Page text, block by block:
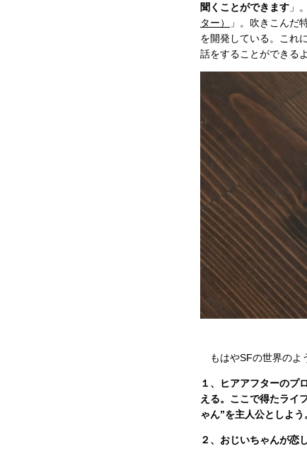
聞くことができます 」
ター）
」。吹きこんだ
を開発している。これ
話をすることができる
もはやSFの世界のよ
１、ヒアアフターのプ
える。ここで得たライ
ゃん”を主人公としよう
２、おじいちゃんが恋